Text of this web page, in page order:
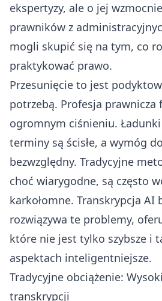
ekspertyzy, ale o jej
prawników z
mogli skupić się na tym, co
praktykować prawo.
Przesunięcie to jest
potrzebą. Profesja prawnicza
ogromnym ciśnieniu.
terminy są ścisłe, a wymóg
bezwzględny. Tradycyjne
choć wiarygodne, są często
karkołomne. Transkrypcja AI
rozwiązywa te problemy,
które nie jest tylko szybsze i
aspektach inteligentniejsze.
Tradycyjne obciążenie:
transkrypcji